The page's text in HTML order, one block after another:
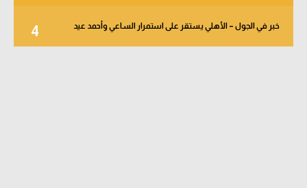
4 خبر في الجول – الأهلي يستقر على استمرار الساعي وأحمد عيد